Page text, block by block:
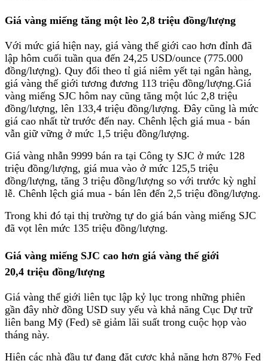
Giá vàng miếng tăng một lèo 2,8 triệu đồng/lượng
Với mức giá hiện nay, giá vàng thế giới cao hơn đỉnh đã
lập hôm cuối tuần qua đến 24,25 USD/ounce (775.000
đồng/lượng). Quy đổi theo tỉ giá niêm yết tại ngân hàng,
giá vàng thế giới tương đương 113 triệu đồng/lượng.Giá
vàng miếng SJC hôm nay cũng tăng một lúc 2,8 triệu
đồng/lượng, lên 133,4 triệu đồng/lượng. Đây cũng là mức
giá cao nhất từ trước đến nay. Chênh lệch giá mua - bán
vẫn giữ vững ở mức 1,5 triệu đồng/lượng.
Giá vàng nhẫn 9999 bán ra tại Công ty SJC ở mức 128
triệu đồng/lượng, giá mua vào ở mức 125,5 triệu
đồng/lượng, tăng 3 triệu đồng/lượng so với trước kỳ nghỉ
lễ. Chênh lệch giá mua - bán lên đến 2,5 triệu đồng/lượng.
Trong khi đó tại thị trường tự do giá bán vàng miếng SJC
đã vọt lên mức 135 triệu đồng/lượng.
Giá vàng miếng SJC cao hơn giá vàng thế giới
20,4 triệu đồng/lượng
Giá vàng thế giới liên tục lập kỷ lục trong những phiên
gần đây nhờ đồng USD suy yếu và khả năng Cục Dự trữ
liên bang Mỹ (Fed) sẽ giảm lãi suất trong cuộc họp vào
tháng này.
Hiện các nhà đầu tư đang đặt cược khả năng hơn 87% Fed